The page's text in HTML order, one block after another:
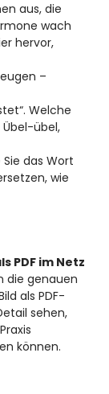
aus, die
wach
hervor,
–
Welche
übel,
das Wort
wie
PDF im Netz
die genauen
als PDF-
sehen,
können.